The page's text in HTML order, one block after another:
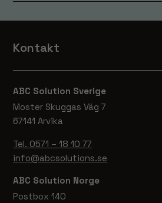
Kontakt
ABC Solution Sverige
Moster Skuggas Väg 7
67141 Arvika
Tel. 0571 – 18 10 77
info@abcsolutions.se
ABC Solution Norge
Postbox 140